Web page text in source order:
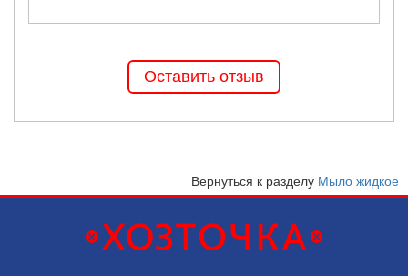
Оставить отзыв
Вернуться к разделу Мыло жидкое